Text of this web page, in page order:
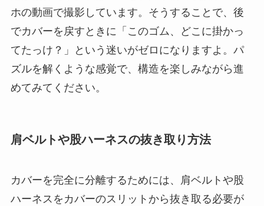
ホの動画で撮影しています。そうすることで、後
でカバーを戻すときに「このゴム、どこに掛かっ
てたっけ？」という迷いがゼロになりますよ。パ
ズルを解くような感覚で、構造を楽しみながら進
めてみてください。
肩ベルトや股ハーネスの抜き取り方法
カバーを完全に分離するためには、肩ベルトや股
ハーネスをカバーのスリットから抜き取る必要が